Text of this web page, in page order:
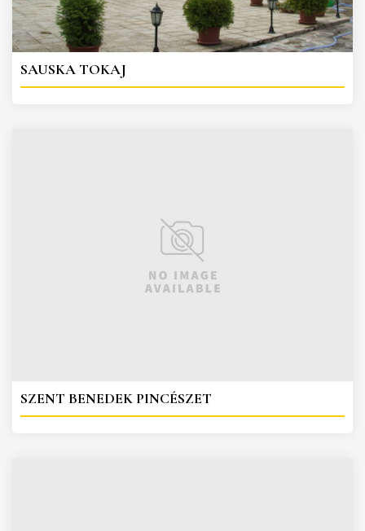
SAUSKA TOKAJ
SZENT BENEDEK PINCÉSZET